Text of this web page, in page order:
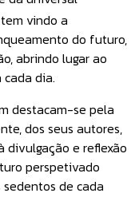
tem vindo a
do futuro,
abrindo lugar ao
dia.
destacam-se pela
dos seus autores,
divulgação e reflexão
perspetivado
de cada